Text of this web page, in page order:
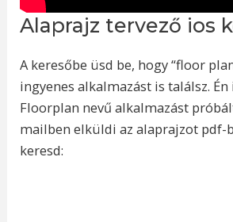
Alaprajz tervező ios
A keresőbe üsd be, hogy “floor
ingyenes alkalmazást is találsz. Én
Floorplan nevű alkalmazást
mailben elküldi az alaprajzot pdf-
keresd: